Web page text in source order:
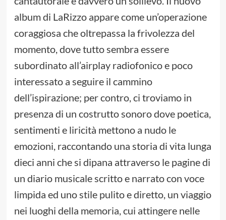
album di LaRizzo appare come un’operazione
coraggiosa che oltrepassa la frivolezza del
momento, dove tutto sembra essere
subordinato all’airplay radiofonico e poco
interessato a seguire il cammino
dell’ispirazione; per contro, ci troviamo in
presenza di un costrutto sonoro dove poetica,
sentimenti e liricità mettono a nudo le
emozioni, raccontando una storia di vita lunga
dieci anni che si dipana attraverso le pagine di
un diario musicale scritto e narrato con voce
limpida ed uno stile pulito e diretto, un viaggio
nei luoghi della memoria, cui attingere nelle